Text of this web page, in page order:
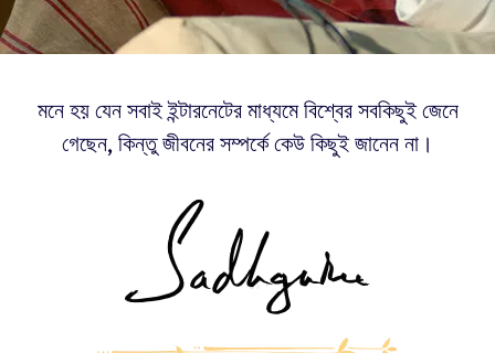
মনে হয় যেন সবাই ইন্টারনেটের মাধ্যমে বিশ্বের সবকিছুই জেনে
গেছেন, কিন্তু জীবনের সম্পর্কে কেউ কিছুই জানেন না।